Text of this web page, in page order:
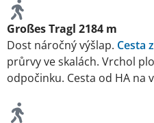
Großes Tragl 2184 m
Dost náročný výšlap. Cesta
průrvy ve skalách. Vrchol
odpočinku. Cesta od HA na